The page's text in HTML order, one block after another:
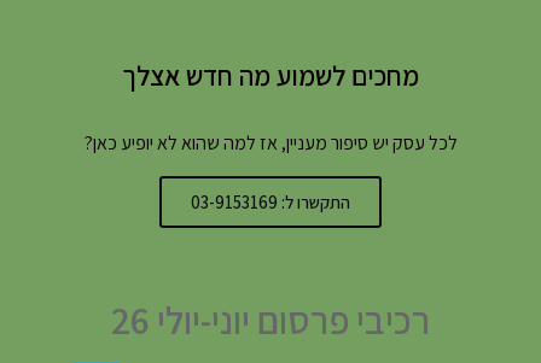
מחכים לשמוע מה חדש אצלך
לכל עסק יש סיפור מעניין, אז למה שהוא לא יופיע כאן?
התקשרו ל: 03-9153169
רכיבי פרסום יוני-יולי 26